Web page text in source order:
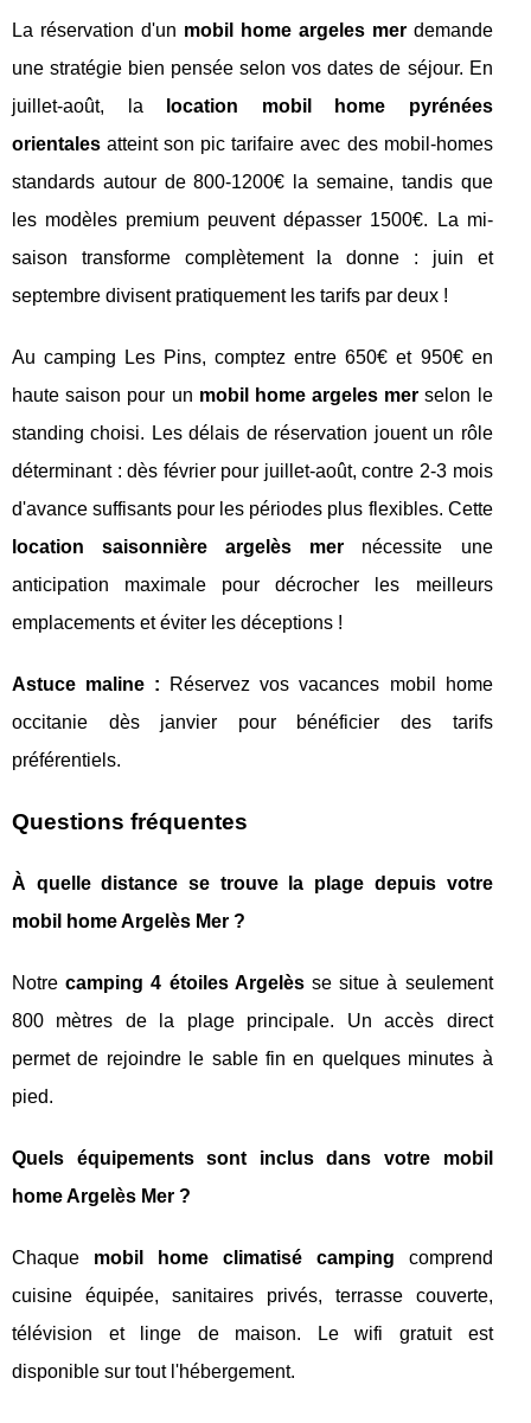
La réservation d'un mobil home argeles merdemande
une stratégie bien pensée selon vos dates de séjour. En
juillet-août, la
location mobil home pyrénées
orientales atteint son pic tarifaire avec des mobil-homes
standards autour de 800-1200€ la semaine, tandis que
les modèles premium peuvent dépasser 1500€. La mi-
saison transforme complètement la donne : juin et
septembre divisent pratiquement les tarifs par deux !
Au camping Les Pins, comptez entre 650€ et 950€ en
haute saison pour un mobil home argeles mer selon le
standing choisi. Les délais de réservation jouent un rôle
déterminant : dès février pour juillet-août, contre 2-3 mois
d'avance suffisants pour les périodes plus flexibles. Cette
location saisonnière argelès mer nécessite une
anticipation maximale pour décrocher les meilleurs
emplacements et éviter les déceptions !
Astuce maline : Réservez vos vacances mobil home
occitanie dès janvier pour bénéficier des tarifs
préférentiels.
Questions fréquentes
À quelle distance se trouve la plage depuis votre
mobil home Argelès Mer ?
Notrecamping 4 étoiles Argelèsse situe à seulement
800 mètres de la plage principale. Un accès direct
permet de rejoindre le sable fin en quelques minutes à
pied.
Quels équipements sont inclus dans votre mobil
home Argelès Mer ?
Chaque mobil home climatisé camping comprend
cuisine équipée, sanitaires privés, terrasse couverte,
télévision et linge de maison. Le wifi gratuit est
disponible sur tout l'hébergement.